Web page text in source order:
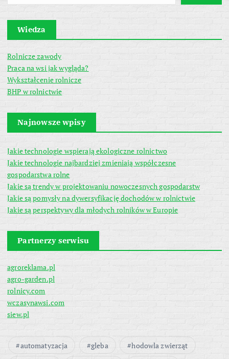
Wiedza
Rolnicze zawody
Praca na wsi jak wygląda?
Wykształcenie rolnicze
BHP w rolnictwie
Najnowsze wpisy
Jakie technologie wspierają ekologiczne rolnictwo
Jakie technologie najbardziej zmieniają współczesne
gospodarstwa rolne
Jakie są trendy w projektowaniu nowoczesnych gospodarstw
Jakie są pomysły na dywersyfikację dochodów w rolnictwie
Jakie są perspektywy dla młodych rolników w Europie
Partnerzy serwisu
agroreklama.pl
agro-garden.pl
rolnicy.com
wczasynawsi.com
siew.pl
automatyzacja gleba
hodowla zwierząt